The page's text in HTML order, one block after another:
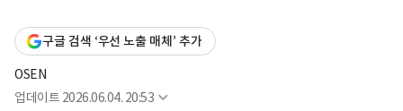
구글 검색 ‘우선 노출 매체’ 추가
OSEN
업데이트 2026.06.04. 20:53